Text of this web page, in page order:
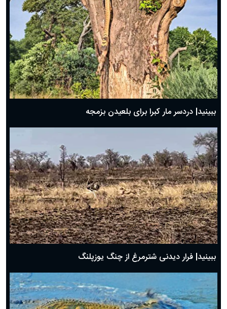
ببینید| دردسر مار کبرا برای بلعیدن بزمجه
ببینید| فرار دیدنی شترمرغ از چنگ یوزپلنگ